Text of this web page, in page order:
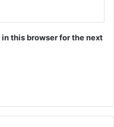
this browser for the next